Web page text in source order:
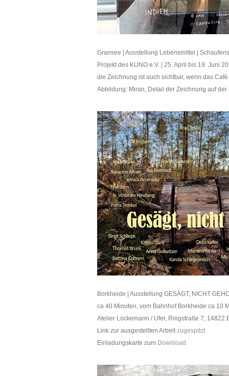
Gransee | Ausstellung Lebensmittel |
Projekt des KUNO e.V. | 25. April bis 19. Juni
die Zeichnung ist auch sichtbar, wenn das
Abbildung: Miran, Detail der Zeichnung auf
Borkheide | Ausstellung GESÄGT, NICHT
ca 40 Minuten, vom Bahnhof Borkheide ca 10
Atelier Lockemann / Ufer, Ringstraße 7, 14822
Link zur ausgestellten Arbeitzugespitzt
Einladungskarte zum Download